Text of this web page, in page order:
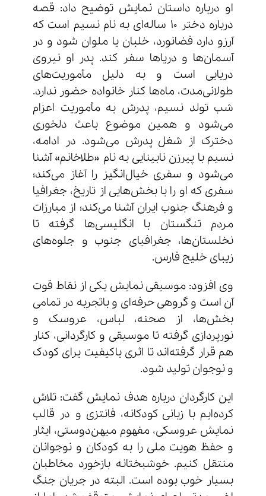
او درباره داستان نمایش توضیح داد: قصه
درباره دختر ۱۰ ساله‌ای به نام نسیم است که
آرزو دارد فضانورد، خلبان یا ملوان شود و در
آسمان‌ها و دریاها سفر کند. پدر او نیروی
دریایی است و به دلیل مأموریت‌های
طولانی‌مدت، ماه‌ها کنار خانواده حضور ندارد.
شب تولد نسیم، پدرش به مأموریت اعزام
می‌شود و همین موضوع باعث دلخوری
دخترک از شغل پدرش می‌شود. در ادامه،
نسیم با پیرزن نابینایی به نام «طلاخانم» آشنا
می‌شود و سفری خیال‌انگیز را آغاز می‌کند؛
سفری که او را با بخش‌هایی از تاریخ، جغرافیا
و فرهنگ جنوب ایران آشنا می‌کند؛ از مبارزات
مردم تنگستان با انگلیسی‌ها گرفته تا
نخلستان‌ها، جغرافیای جنوب و جلوه‌های
زیبای خلیج فارس.
وی افزود: موسیقی نمایش یکی از نقاط قوت
آن است و گروهی حرفه‌ای و باتجربه در تمامی
بخش‌ها، از صحنه، لباس، عروسک و
نورپردازی گرفته تا موسیقی و کارگردانی، کنار
هم قرار گرفته‌اند تا اثری باکیفیت برای کودک
و نوجوان تولید شود.
این کارگردان درباره هدف نمایش گفت: تلاش
کرده‌ایم با زبانی کودکانه، فانتزی و در قالب
نمایش عروسکی، مفهوم میهن‌دوستی، ایثار
و حفظ هویت ملی را به کودکان و نوجوانان
منتقل کنیم. خوشبختانه بازخورد مخاطبان
بسیار خوب بوده است. البته در جریان جنگ